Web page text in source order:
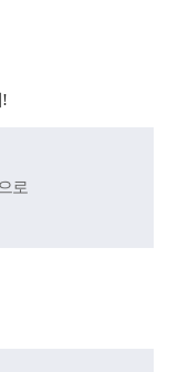
로